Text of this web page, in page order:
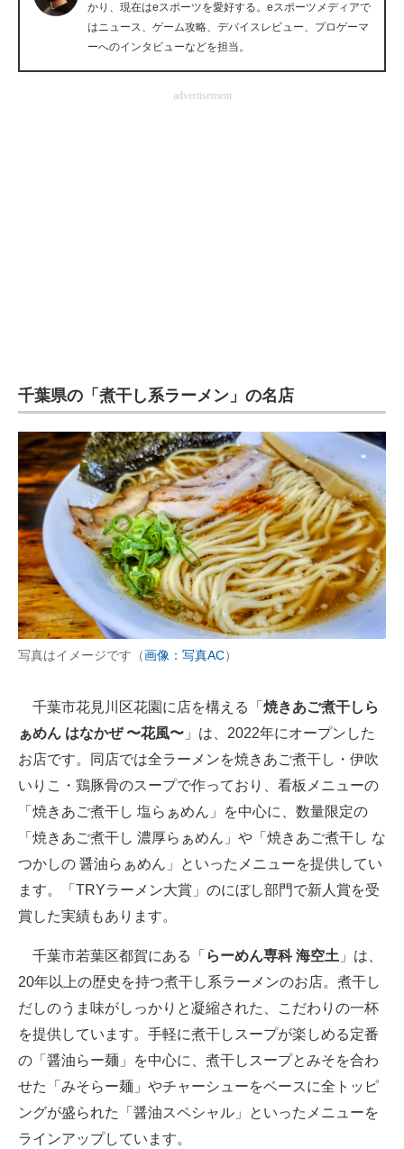
ITエンジニア向け専門サイト
IT製品の技術・比較・事例
かり、現在はeスポーツを愛好する。eスポーツメディアで
はニュース、ゲーム攻略、デバイスレビュー、プロゲーマ
ーへのインタビューなどを担当。
advertisement
千葉県の「煮干し系ラーメン」の名店
写真はイメージです（画像：写真AC）
千葉市花見川区花園に店を構える「 焼きあご煮干しら
ぁめん はなかぜ 〜花風〜 」は、2022年にオープンした
お店です。同店では全ラーメンを焼きあご煮干し・伊吹
いりこ・鶏豚骨のスープで作っており、看板メニューの
「焼きあご煮干し 塩らぁめん」を中心に、数量限定の
「焼きあご煮干し 濃厚らぁめん」や「焼きあご煮干し な
つかしの 醤油らぁめん」といったメニューを提供してい
ます。「TRYラーメン大賞」のにぼし部門で新人賞を受
賞した実績もあります。
千葉市若葉区都賀にある「 らーめん専科 海空土 」は、
20年以上の歴史を持つ煮干し系ラーメンのお店。煮干し
だしのうま味がしっかりと凝縮された、こだわりの一杯
を提供しています。手軽に煮干しスープが楽しめる定番
の「醤油らー麺」を中心に、煮干しスープとみそを合わ
せた「みそらー麺」やチャーシューをベースに全トッピ
ングが盛られた「醤油スペシャル」といったメニューを
ラインアップしています。